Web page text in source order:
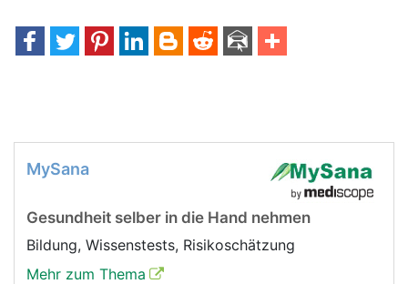
MySana
Gesundheit selber in die Hand nehmen
Bildung, Wissenstests, Risikoschätzung
Mehr zum Thema